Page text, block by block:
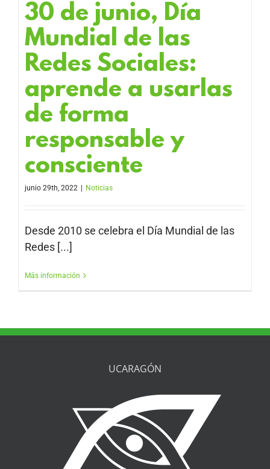
30 de junio, Día
Mundial de las
Redes Sociales:
aprende a usarlas
de forma
responsable y
consciente
junio 29th, 2022 Noticias
Desde 2010 se celebra el Día Mundial de las
Redes [...]
Más información
UCARAGÓN